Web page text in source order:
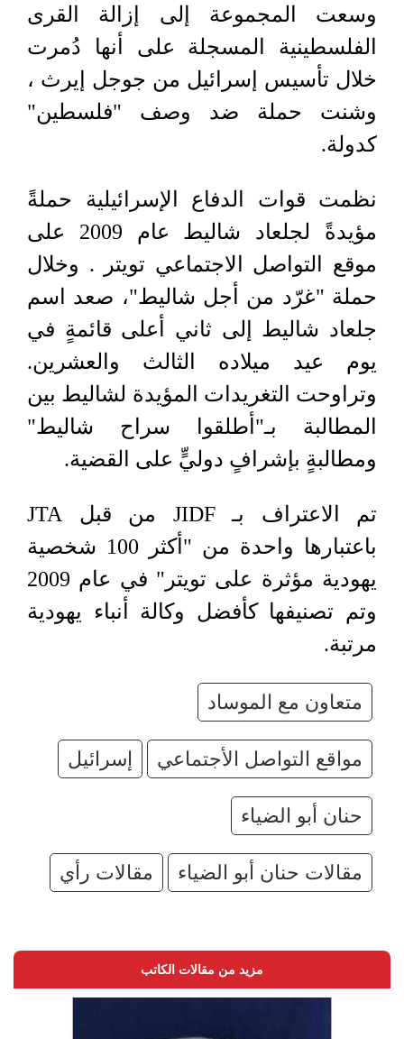
وسعت المجموعة إلى إزالة القرى
الفلسطينية المسجلة على أنها دُمرت
خلال تأسيس إسرائيل من جوجل إيرث ،
وشنت حملة ضد وصف "فلسطين"
كدولة.
نظمت قوات الدفاع الإسرائيلية حملةً
مؤيدةً لجلعاد شاليط عام 2009 على
موقع التواصل الاجتماعي تويتر . وخلال
حملة "غرّد من أجل شاليط"، صعد اسم
جلعاد شاليط إلى ثاني أعلى قائمةٍ في
يوم عيد ميلاده الثالث والعشرين.
وتراوحت التغريدات المؤيدة لشاليط بين
المطالبة بـ"أطلقوا سراح شاليط"
ومطالبةٍ بإشرافٍ دوليٍّ على القضية.
تم الاعتراف بـJIDF من قبل JTA
باعتبارها واحدة من "أكثر 100 شخصية
يهودية مؤثرة على تويتر" في عام 2009
وتم تصنيفها كأفضل وكالة أنباء يهودية
مرتبة.
متعاون مع الموساد
مواقع التواصل الأجتماعي إسرائيل
حنان أبو الضياء
مقالات حنان أبو الضياء مقالات رأي
مزيد من مقالات الكاتب